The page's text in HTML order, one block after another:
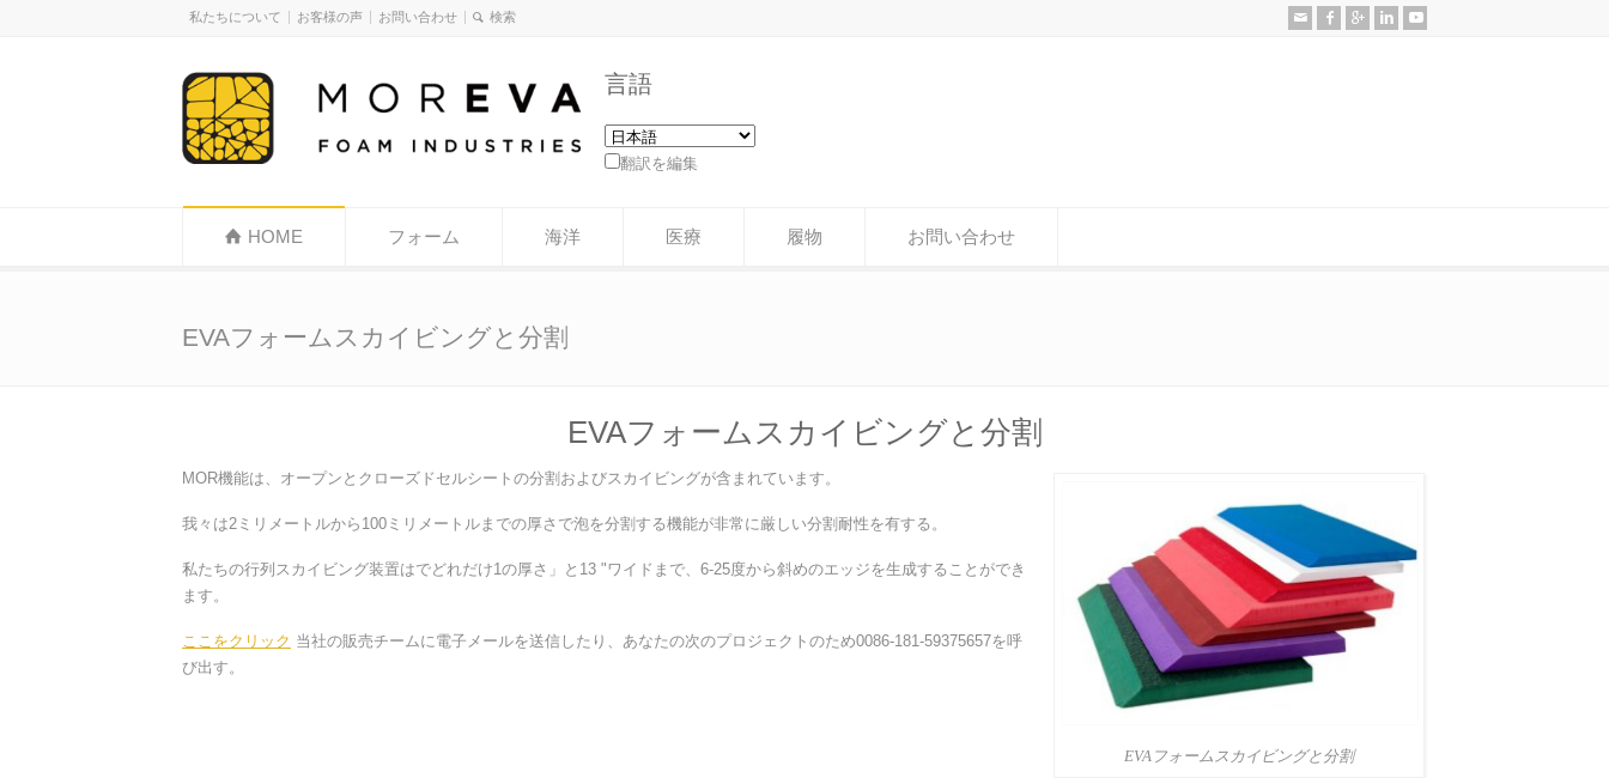
私たちについて お客様の声 お問い合わせ
言語
翻訳を編集
HOME フォーム 海洋 医療 履物 お問い合わせ
EVAフォームスカイビングと分割
EVAフォームスカイビングと分割
EVAフォームスカイビングと分割
MOR機能は、オープンとクローズドセルシートの分割およびスカイビングが含まれています。
我々は2ミリメートルから100ミリメートルまでの厚さで泡を分割する機能が非常に厳しい分割耐性を有する。
私たちの行列スカイビング装置はでどれだけ1の厚さ」と13 "ワイドまで、6-25度から斜めのエッジを生成することができ
ます。
ここをクリック 当社の販売チームに電子メールを送信したり、あなたの次のプロジェクトのため0086-181-59375657を呼
び出す。